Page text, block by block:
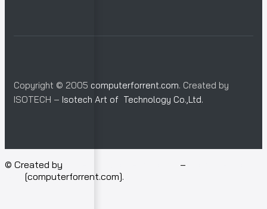
Copyright © 2005 computerforrent.com. Created by
ISOTECH – Isotech Art of Technology Co.,Ltd.
© Created by –
[computerforrent.com].